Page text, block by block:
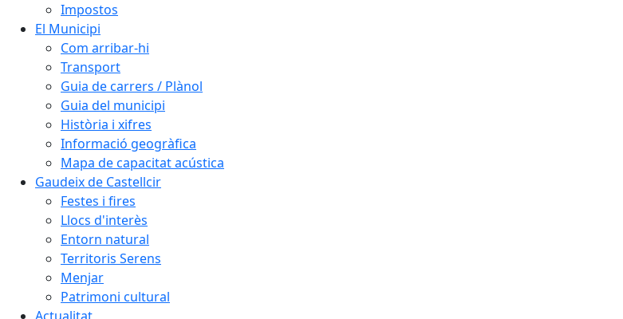
Impostos
El Municipi
Com arribar-hi
Transport
Guia de carrers / Plànol
Guia del municipi
Història i xifres
Informació geogràfica
Mapa de capacitat acústica
Gaudeix de Castellcir
Festes i fires
Llocs d'interès
Entorn natural
Territoris Serens
Menjar
Patrimoni cultural